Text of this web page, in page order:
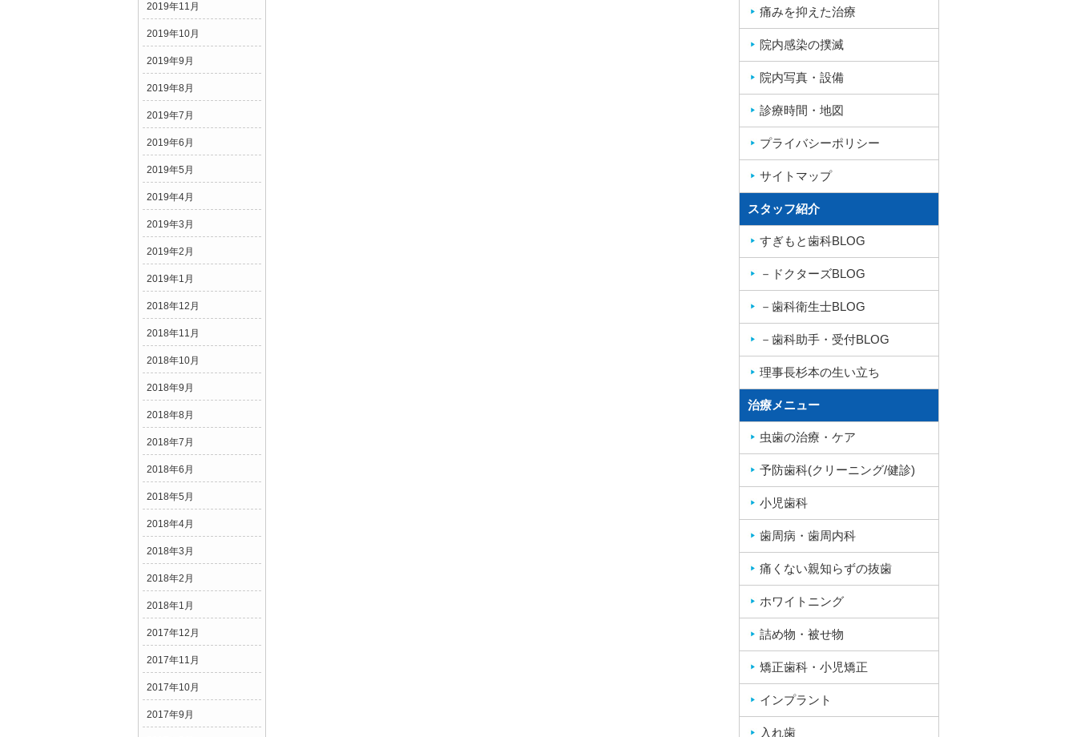
2019年11月
2019年10月
2019年9月
2019年8月
2019年7月
2019年6月
2019年5月
2019年4月
2019年3月
2019年2月
2019年1月
2018年12月
2018年11月
2018年10月
2018年9月
2018年8月
2018年7月
2018年6月
2018年5月
2018年4月
2018年3月
2018年2月
2018年1月
2017年12月
2017年11月
2017年10月
2017年9月
痛みを抑えた治療
院内感染の撲滅
院内写真・設備
診療時間・地図
プライバシーポリシー
サイトマップ
スタッフ紹介
すぎもと歯科BLOG
－ドクターズBLOG
－歯科衛生士BLOG
－歯科助手・受付BLOG
理事長杉本の生い立ち
治療メニュー
虫歯の治療・ケア
予防歯科(クリーニング/健診)
小児歯科
歯周病・歯周内科
痛くない親知らずの抜歯
ホワイトニング
詰め物・被せ物
矯正歯科・小児矯正
インプラント
入れ歯